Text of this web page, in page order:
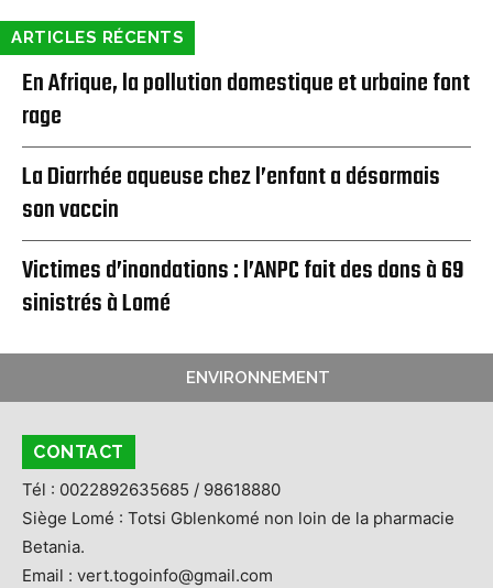
ARTICLES RÉCENTS
En Afrique, la pollution domestique et urbaine font
rage
La Diarrhée aqueuse chez l’enfant a désormais
son vaccin
Victimes d’inondations : l’ANPC fait des dons à 69
sinistrés à Lomé
ENVIRONNEMENT
CONTACT
Tél : 0022892635685 / 98618880
Siège Lomé : Totsi Gblenkomé non loin de la pharmacie
Betania.
Email : vert.togoinfo@gmail.com